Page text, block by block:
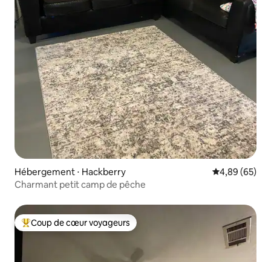
Hébergement ⋅ Hackberry Évaluation
4,89 (65)
Charmant petit camp de pêche
Coups de cœur voyageurs les plus appréciés
Coup de cœur voyageurs